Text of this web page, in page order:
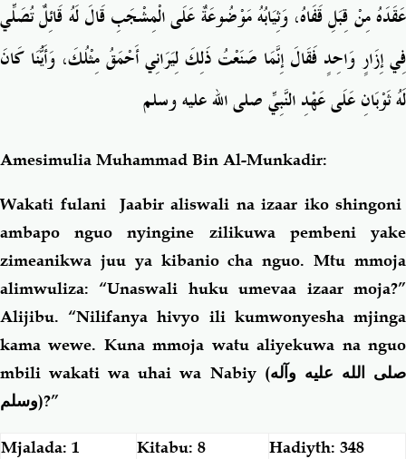
عَقَدَهُ مِنْ قِبَلِ قَفَاهُ، وَثِيَابُهُ مَوْضُوعَةٌ عَلَى الْمِشْجَبِ قَالَ لَهُ قَائِلٌ تُصَلِّي
فِي إِزَارٍ وَاحِدٍ فَقَالَ إِنَّمَا صَنَعْتُ ذَلِكَ لِيَرَانِي أَحْمَقُ مِثْلُكَ، وَأَيُّنَا كَانَ
لَهُ ثَوْبَانِ عَلَى عَهْدِ النَّبِيِّ صلى الله عليه وسلم
Amesimulia Muhammad Bin Al-Munkadir:
Wakati fulani Jaabir aliswali na izaar iko shingoni
ambapo nguo nyingine zilikuwa pembeni yake
zimeanikwa juu ya kibanio cha nguo. Mtu mmoja
alimwuliza: “Unaswali huku umevaa izaar moja?”
Alijibu. “Nilifanya hivyo ili kumwonyesha mjinga
kama wewe. Kuna mmoja watu aliyekuwa na nguo
mbili wakati wa uhai wa Nabiy (صلى الله عليه وآله
وسلم)?”
Mjalada: 1 Kitabu: 8 Hadiyth: 348